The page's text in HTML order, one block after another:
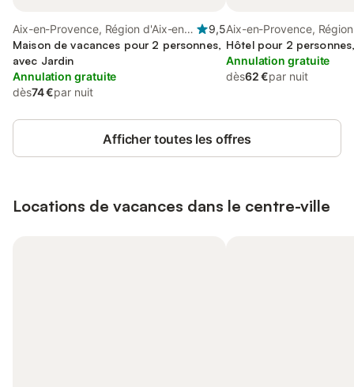
Aix-en-Provence, Région d'Aix-en-
Provence
9,5
Maison de vacances pour 2 personnes,
avec Jardin
Annulation gratuite
dès74 €par nuit
Aix-en-Provence,
Provence
Hôtel pour 2
Annulation gratuite
dès62 €par nuit
Afficher toutes les offres
Locations de vacances dans le centre-ville